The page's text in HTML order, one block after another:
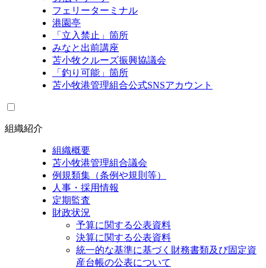
フェリーターミナル
港園亭
「立入禁止」箇所
みなと出前講座
苫小牧クルーズ振興協議会
「釣り可能」箇所
苫小牧港管理組合公式SNSアカウント
組織紹介
組織概要
苫小牧港管理組合議会
例規類集（条例や規則等）
人事・採用情報
定期監査
財政状況
予算に関する公表資料
決算に関する公表資料
統一的な基準に基づく財務書類及び固定資
産台帳の公表について